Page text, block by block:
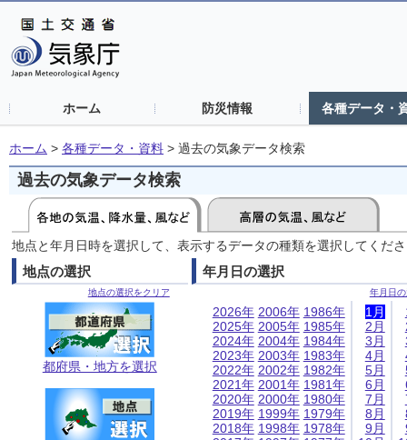
ホーム 防災情報 各種データ・
ホーム > 各種データ・資料 > 過去の気象データ検索
過去の気象データ検索
地点と年月日時を選択して、表示するデータの種類を選択してくだ
地点の選択
地点の選択をクリア
都府県・地方を選択
年月日の選択
年月日
2026年
2025年
2024年
2023年
2022年
2021年
2020年
2019年
2018年
2006年
2005年
2004年
2003年
2002年
2001年
2000年
1999年
1998年
1986年
1985年
1984年
1983年
1982年
1981年
1980年
1979年
1978年
1月
2月
3月
4月
5月
6月
7月
8月
9月